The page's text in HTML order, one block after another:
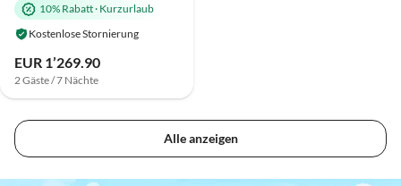
10% Rabatt· Kurzurlaub
Kostenlose Stornierung
EUR 1’269.90
2 Gäste / 7 Nächte
Alle anzeigen